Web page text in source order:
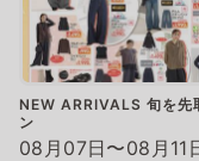
NEW ARRIVALS 旬を先
ン
08月07日〜08月11